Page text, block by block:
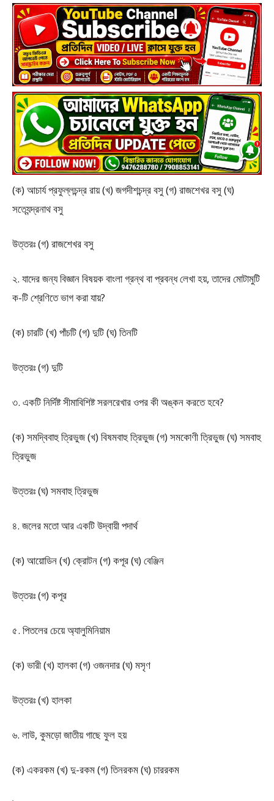
(ক) আচার্য প্রফুল্লচন্দ্র রায় (খ) জগদীশচন্দ্র বসু (গ) রাজশেখর বসু (ঘ)
সত্যেন্দ্রনাথ বসু
উত্তরঃ (গ) রাজশেখর বসু
২. যাদের জন্য বিজ্ঞান বিষয়ক বাংলা গ্রন্থ বা প্রবন্ধ লেখা হয়, তাদের মোটামুটি
ক-টি শ্রেণিতে ভাগ করা যায়?
(ক) চারটি (খ) পাঁচটি (গ) দুটি (ঘ) তিনটি
উত্তরঃ (গ) দুটি
৩. একটি নির্দিষ্ট সীমাবিশিষ্ট সরলরেখার ওপর কী অঙ্কন করতে হবে?
(ক) সমদ্বিবাহু ত্রিভুজ (খ) বিষমবাহু ত্রিভুজ (গ) সমকোণী ত্রিভুজ (ঘ) সমবাহু
ত্রিভুজ
উত্তরঃ (ঘ) সমবাহু ত্রিভুজ
৪. জলের মতো আর একটি উদ্বায়ী পদার্থ
(ক) আয়োডিন (খ) ক্রোটন (গ) কপূর (ঘ) বেঞ্জিন
উত্তরঃ (গ) কপূর
৫. পিতলের চেয়ে অ্যালুমিনিয়াম
(ক) ভারী (খ) হালকা (গ) ওজনদার (ঘ) মসৃণ
উত্তরঃ (খ) হালকা
৬. লাউ, কুমড়ো জাতীয় গাছে ফুল হয়
(ক) একরকম (খ) দু-রকম (গ) তিনরকম (ঘ) চাররকম